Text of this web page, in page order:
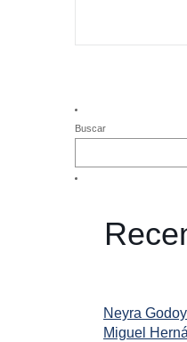
Buscar
Neyra Godoy
Miguel